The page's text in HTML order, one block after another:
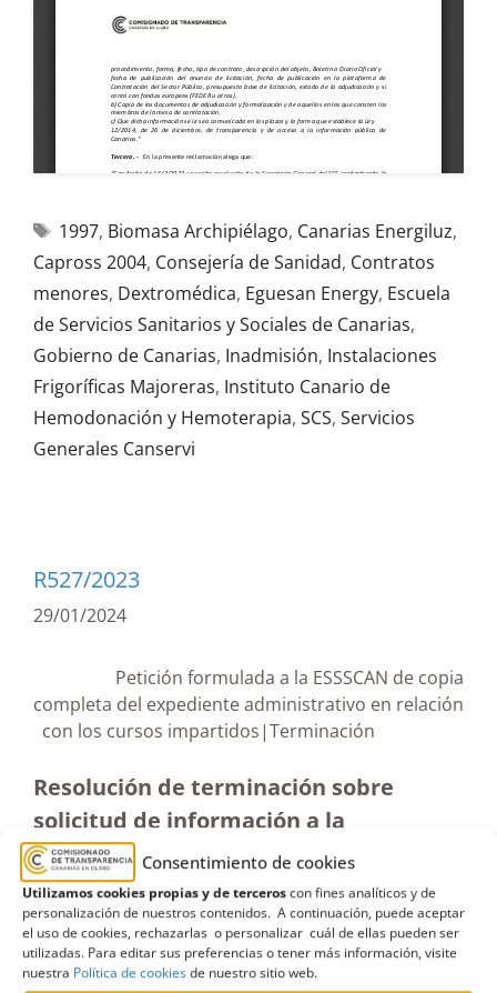
Consentimiento de cookies
Utilizamos cookies propias y de terceroscon fines analíticos y de
personalización de nuestros contenidos. A continuación, puede aceptar
el uso de cookies, rechazarlas o personalizar cuál de ellas pueden ser
utilizadas. Para editar sus preferencias o tener más información, visite
nuestra Política de cookiesde nuestro sitio web.
1997, Biomasa Archipiélago, Canarias Energiluz,
Capross 2004, Consejería de Sanidad, Contratos
menores, Dextromédica, Eguesan Energy, Escuela
de Servicios Sanitarios y Sociales de Canarias,
Gobierno de Canarias, Inadmisión, Instalaciones
Frigoríficas Majoreras, Instituto Canario de
Hemodonación y Hemoterapia, SCS, Servicios
Generales Canservi
R527/2023
29/01/2024
Petición formulada a la ESSSCAN de copia
completa del expediente administrativo en relación
con los cursos impartidos|Terminación
Resolución de terminación sobre
solicitud de información a la
Consejería de Sanidad relativa al
expediente administrativo de cursos
impartidos (04-12-2023)